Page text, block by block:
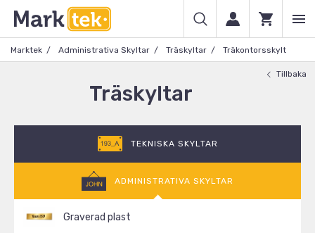
Marktek Administrativa Skyltar Träskyltar Träkontorsskylt
Tillbaka
Träskyltar
TEKNISKA SKYLTAR
ADMINISTRATIVA SKYLTAR
Graverad plast